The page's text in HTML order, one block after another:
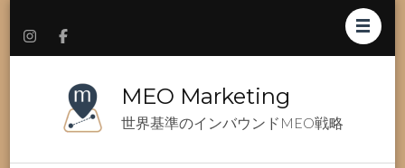
MEO Marketing
世界基準のインバウンドMEO戦略